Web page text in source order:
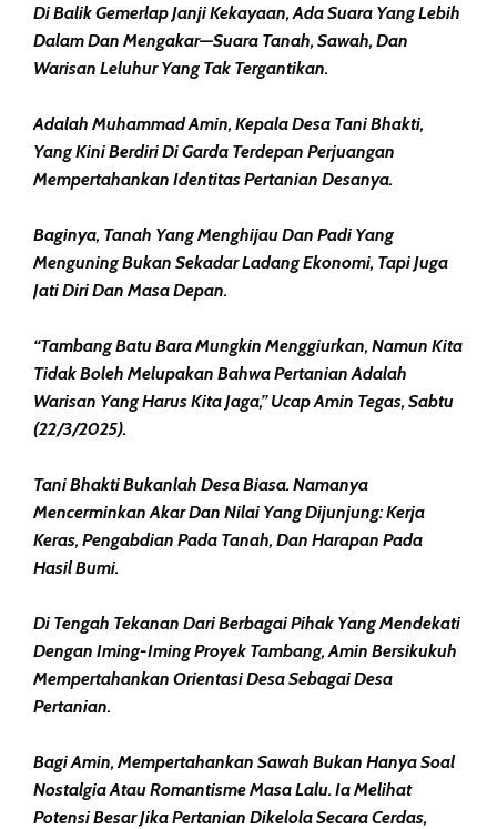
Di Balik Gemerlap Janji Kekayaan, Ada Suara Yang Lebih
Dalam Dan Mengakar—Suara Tanah, Sawah, Dan
Warisan Leluhur Yang Tak Tergantikan.
Adalah Muhammad Amin, Kepala Desa Tani Bhakti,
Yang Kini Berdiri Di Garda Terdepan Perjuangan
Mempertahankan Identitas Pertanian Desanya.
Baginya, Tanah Yang Menghijau Dan Padi Yang
Menguning Bukan Sekadar Ladang Ekonomi, Tapi Juga
Jati Diri Dan Masa Depan.
“Tambang Batu Bara Mungkin Menggiurkan, Namun Kita
Tidak Boleh Melupakan Bahwa Pertanian Adalah
Warisan Yang Harus Kita Jaga,” Ucap Amin Tegas, Sabtu
(22/3/2025).
Tani Bhakti Bukanlah Desa Biasa. Namanya
Mencerminkan Akar Dan Nilai Yang Dijunjung: Kerja
Keras, Pengabdian Pada Tanah, Dan Harapan Pada
Hasil Bumi.
Di Tengah Tekanan Dari Berbagai Pihak Yang Mendekati
Dengan Iming-Iming Proyek Tambang, Amin Bersikukuh
Mempertahankan Orientasi Desa Sebagai Desa
Pertanian.
Bagi Amin, Mempertahankan Sawah Bukan Hanya Soal
Nostalgia Atau Romantisme Masa Lalu. Ia Melihat
Potensi Besar Jika Pertanian Dikelola Secara Cerdas,